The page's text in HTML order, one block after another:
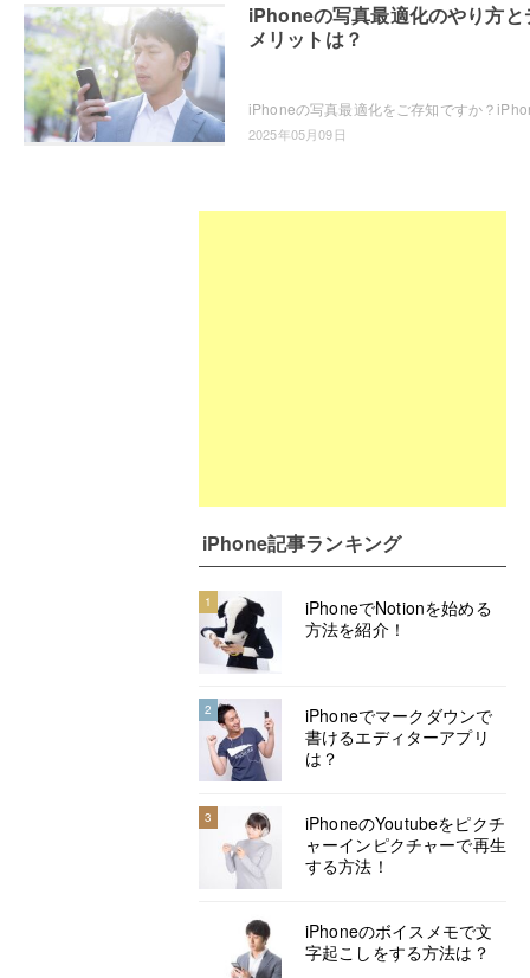
iPhoneの写真最適化のやり方と
メリットは？
2025年05月09日
iPhone記事ランキング
1
iPhoneでNotionを始める
方法を紹介！
2
iPhoneでマークダウンで
書けるエディターアプリ
は？
3
iPhoneのYoutubeをピクチ
ャーインピクチャーで再生
する方法！
iPhoneのボイスメモで文
字起こしをする方法は？